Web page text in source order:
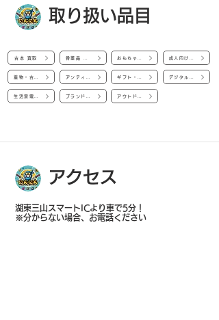
取り扱い品目
古本 買取
アクセス
湖東三山スマートICより車で5分！
​※分からない場合、お電話ください